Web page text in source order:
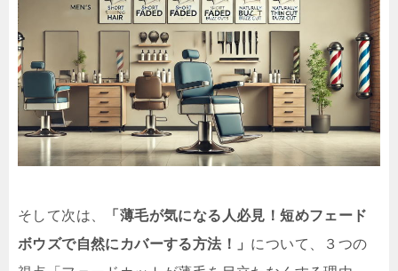
そして次は、
「薄毛が気になる人必見！短めフェード
ボウズで自然にカバーする方法！」 について、３つの